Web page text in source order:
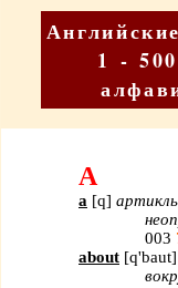
1 -
A
a [q] артикль
003
about [q'baut]